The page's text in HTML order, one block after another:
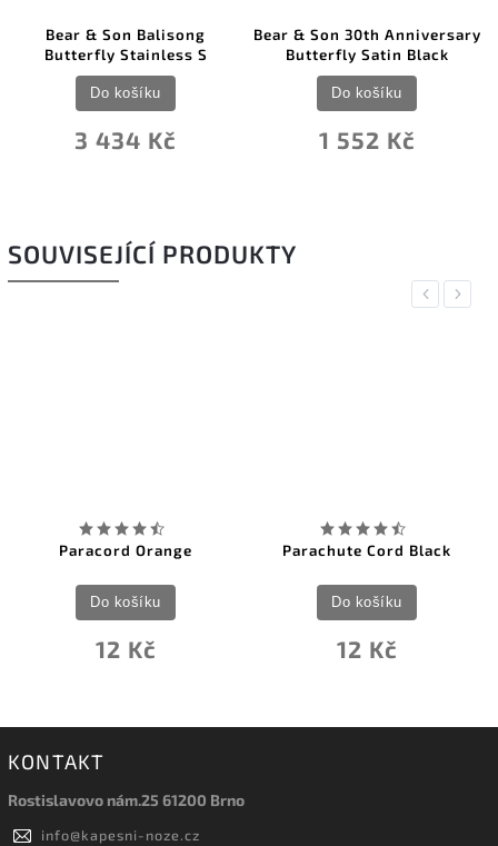
S
Bear & Son 30th Anniversary
Butterfly Satin Black
1 552 Kč
Bear & Son
1 916
SOUVISEJÍCÍ PRODUKTY
Previous
Orange Parachute Cord Black Paracord
Next
KONTAKT
Rostislavovo nám.25 61200 Brno
info@kapesni-noze.cz